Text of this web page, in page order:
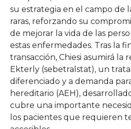
su estrategia en el campo de
raras, reforzando su
de mejorar la vida de las
estas enfermedades. Tras la
transacción, Chiesi asumirá la
Ekterly (sebetralstat), un
diferenciado y a demanda
hereditario (AEH),
cubre una importante
los pacientes que requieren